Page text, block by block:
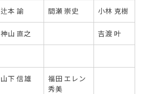
辻本 諭 間瀬 崇史 小林 克樹
神山 直之 吉渡 叶
山下 信雄
福田 エレン
秀美